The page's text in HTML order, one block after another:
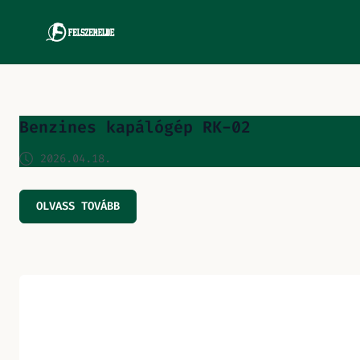
Benzines kapálógép RK-02
2026.04.18.
OLVASS TOVÁBB